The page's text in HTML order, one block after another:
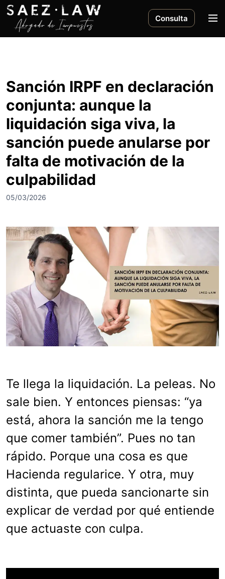
Consulta
M
Sanción IRPF en declaración
conjunta: aunque la
liquidación siga viva, la
sanción puede anularse por
falta de motivación de la
culpabilidad
05/03/2026
Te llega la liquidación. La peleas. No
sale bien. Y entonces piensas: “ya
está, ahora la sanción me la tengo
que comer también”. Pues no tan
rápido. Porque una cosa es que
Hacienda regularice. Y otra, muy
distinta, que pueda sancionarte sin
explicar de verdad por qué entiende
que actuaste con culpa.